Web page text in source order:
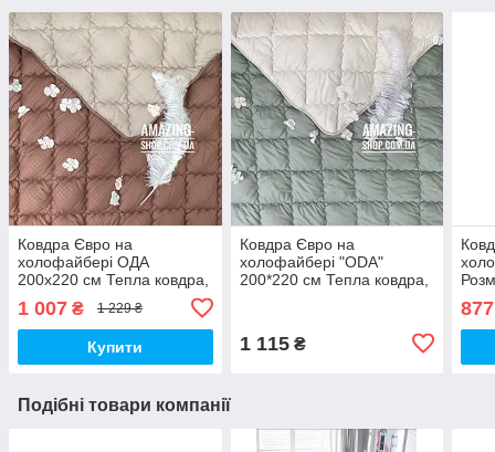
Ковдра Євро на
холофайбері ОДА
200х220 см Тепла ковдра,
наповнювач холофайбер.
Стьобана ковдра ОДА
1 007 ₴ 1 229 ₴
Купити
Ковдра Євро на
холофайбері "ODA"
200*220 см Тепла ковдра,
1 115₴
877
Подібні товари компанії